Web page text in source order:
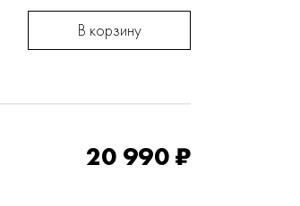
В корзину
20 990 ₽